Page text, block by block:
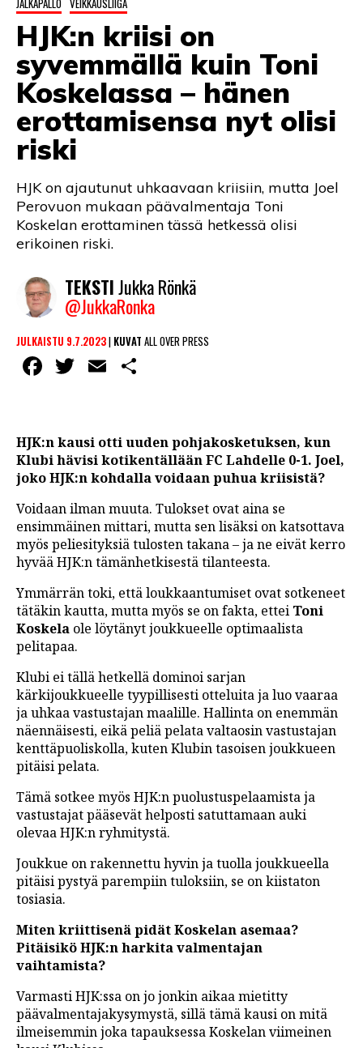
JALKAPALLO VEIKKAUSLIIGA
HJK:n kriisi on
syvemmällä kuin Toni
Koskelassa – hänen
erottamisensa nyt olisi
riski
HJK on ajautunut uhkaavaan kriisiin, mutta Joel
Perovuon mukaan päävalmentaja Toni
Koskelan erottaminen tässä hetkessä olisi
erikoinen riski.
TEKSTIJukka Rönkä
@JukkaRonka
JULKAISTU 9.7.2023| KUVAT ALL OVER PRESS
Facebook
Twitter
Email
HJK:n kausi otti uuden pohjakosketuksen, kun
Klubi hävisi kotikentällään FC Lahdelle 0-1. Joel,
joko HJK:n kohdalla voidaan puhua kriisistä?
Voidaan ilman muuta. Tulokset ovat aina se
ensimmäinen mittari, mutta sen lisäksi on katsottava
myös peliesityksiä tulosten takana – ja ne eivät kerro
hyvää HJK:n tämänhetkisestä tilanteesta.
Ymmärrän toki, että loukkaantumiset ovat sotkeneet
tätäkin kautta, mutta myös se on fakta, ettei Toni
Koskela ole löytänyt joukkueelle optimaalista
pelitapaa.
Klubi ei tällä hetkellä dominoi sarjan
kärkijoukkueelle tyypillisesti otteluita ja luo vaaraa
ja uhkaa vastustajan maalille. Hallinta on enemmän
näennäisesti, eikä peliä pelata valtaosin vastustajan
kenttäpuoliskolla, kuten Klubin tasoisen joukkueen
pitäisi pelata.
Tämä sotkee myös HJK:n puolustuspelaamista ja
vastustajat pääsevät helposti satuttamaan auki
olevaa HJK:n ryhmitystä.
Joukkue on rakennettu hyvin ja tuolla joukkueella
pitäisi pystyä parempiin tuloksiin, se on kiistaton
tosiasia.
Miten kriittisenä pidät Koskelan asemaa?
Pitäisikö HJK:n harkita valmentajan
vaihtamista?
Varmasti HJK:ssa on jo jonkin aikaa mietitty
päävalmentajakysymystä, sillä tämä kausi on mitä
ilmeisemmin joka tapauksessa Koskelan viimeinen
LINTU VAI KALA
46 DENTON ROAD
VIDEOT
PODCASTIT
KOLUMNIT